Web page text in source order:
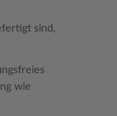
sind,
wie